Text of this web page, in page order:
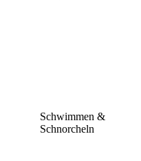
Schwimmen &
Schnorcheln